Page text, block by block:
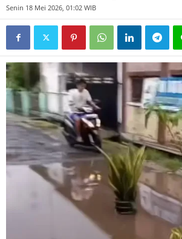
Senin 18 Mei 2026, 01:02 WIB